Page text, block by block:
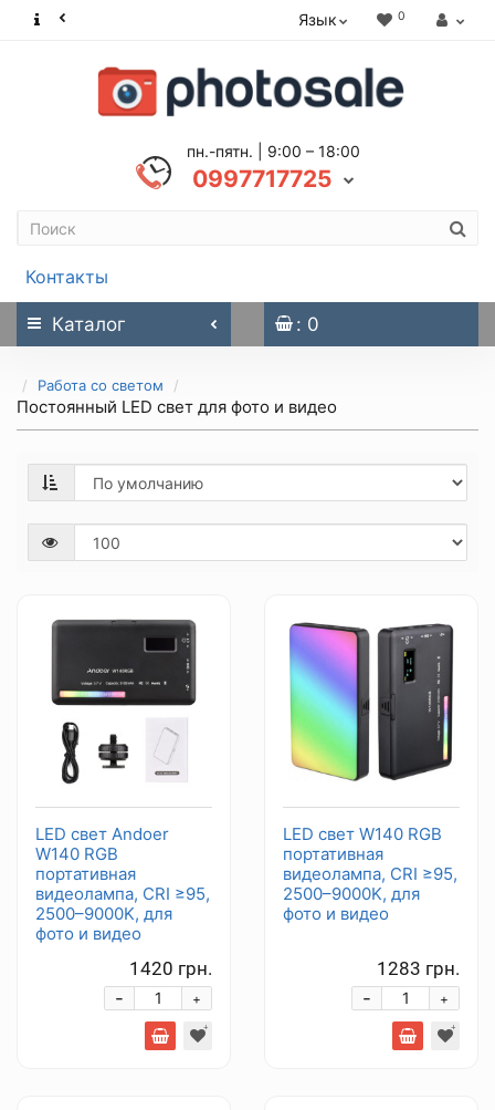
Язык 0
пн.-пятн. | 9:00 – 18:00
0997717725
Контакты
Каталог : 0
Работа со светом
Постоянный LED свет для фото и видео
LED свет Andoer
W140 RGB
портативная
видеолампа, CRI ≥95,
2500–9000K, для
фото и видео
1420 грн.
+
-
LED свет W140 RGB
портативная
видеолампа, CRI ≥95,
2500–9000K, для
фото и видео
1283 грн.
+
-